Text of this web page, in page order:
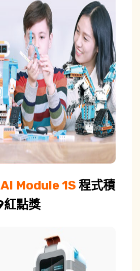
AI Module 1S 程式積
點獎